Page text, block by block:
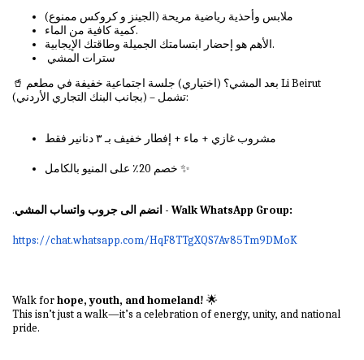
ملابس وأحذية رياضية مريحة (الجينز و كروكس ممنوع)
كمية كافية من الماء.
الأهم هو إحضار ابتسامتك الجميلة وطاقتك الإيجابية.
🥤 بعد المشي؟ (اختياري) جلسة اجتماعية خفيفة في مطعم Li Beirut
(بجانب البنك التجاري الأردني) – تشمل:
مشروب غازي + ماء + إفطار خفيف بـ ٣ دنانير فقط
خصم 20٪ على المنيو بالكامل ✨
. انضم الى جروب واتساب المشي - Walk WhatsApp Group:
https://chat.whatsapp.com/HqF8TTgXQS7Av85Tm9DMoK
Walk forhope, youth, and homeland! 🌟
This isn’t just a walk—it’s a celebration of energy, unity, and national
pride.